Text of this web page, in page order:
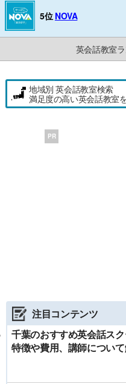
5位 NOVA
英会話教室
地域別 英会話教室検索
満足度の高い英会話教室
PR
注目コンテンツ
千葉のおすすめ英会話スク
特徴や費用、講師につい